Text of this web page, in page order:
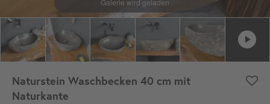
Naturstein Waschbecken 40 cm mit
Naturkante